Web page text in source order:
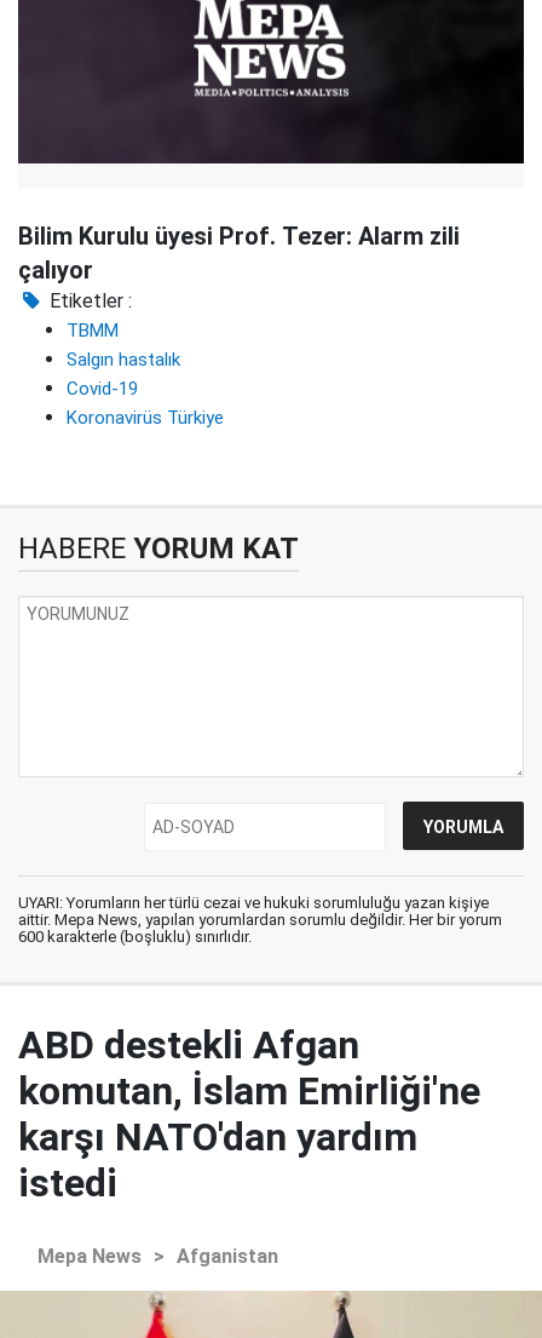
Bilim Kurulu üyesi Prof. Tezer: Alarm zili
çalıyor
Etiketler :
TBMM
Salgın hastalık
Covid-19
Koronavirüs Türkiye
HABERE YORUM KAT
UYARI: Yorumların her türlü cezai ve hukuki sorumluluğu yazan kişiye
aittir. Mepa News, yapılan yorumlardan sorumlu değildir. Her bir yorum
600 karakterle (boşluklu) sınırlıdır.
ABD destekli Afgan
komutan, İslam Emirliği'ne
karşı NATO'dan yardım
istedi
Mepa News > Afganistan